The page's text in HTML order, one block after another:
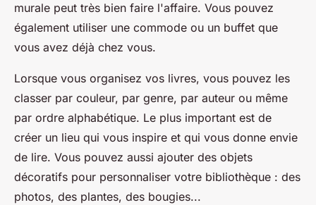
murale peut très bien faire l'affaire. Vous pouvez
également utiliser une commode ou un buffet que
vous avez déjà chez vous.
Lorsque vous organisez vos livres, vous pouvez les
classer par couleur, par genre, par auteur ou même
par ordre alphabétique. Le plus important est de
créer un lieu qui vous inspire et qui vous donne envie
de lire. Vous pouvez aussi ajouter des objets
décoratifs pour personnaliser votre bibliothèque : des
photos, des plantes, des bougies...